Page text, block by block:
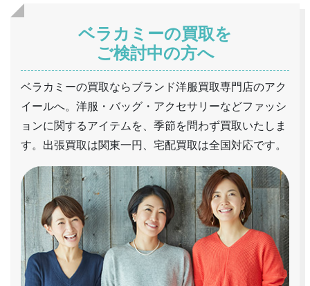
ベラカミーの買取を
ご検討中の方へ
ベラカミーの買取ならブランド洋服買取専門店のアク
イールへ。洋服・バッグ・アクセサリーなどファッシ
ョンに関するアイテムを、季節を問わず買取いたしま
す。出張買取は関東一円、宅配買取は全国対応です。